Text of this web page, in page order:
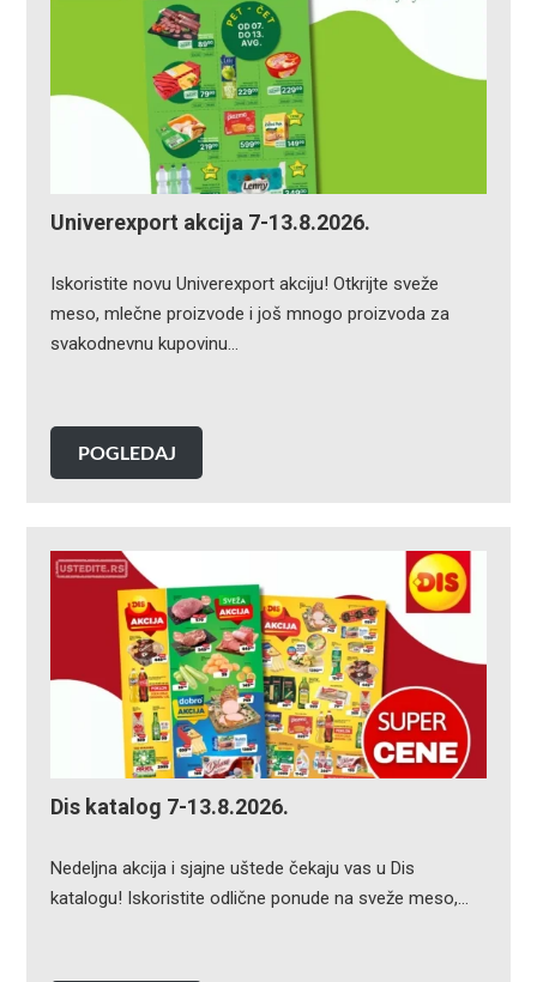
Univerexport akcija 7-13.8.2026.
Iskoristite novu Univerexport akciju! Otkrijte sveže
meso, mlečne proizvode i još mnogo proizvoda za
svakodnevnu kupovinu…
POGLEDAJ
Dis katalog 7-13.8.2026.
Nedeljna akcija i sjajne uštede čekaju vas u Dis
katalogu! Iskoristite odlične ponude na sveže meso,…